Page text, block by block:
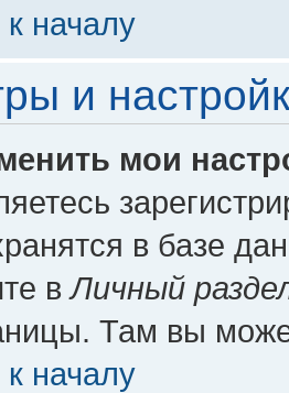
началу
и
мои
в базе
вЛичный
Там вы
началу